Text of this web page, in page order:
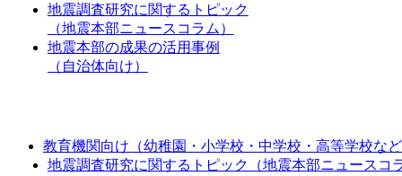
地震調査研究に関するトピック
（地震本部ニュースコラム）
地震本部の成果の活用事例
（自治体向け）
教育機関向け（幼稚園・小学校・中学校・高等学校な
地震調査研究に関するトピック（地震本部ニュースコ